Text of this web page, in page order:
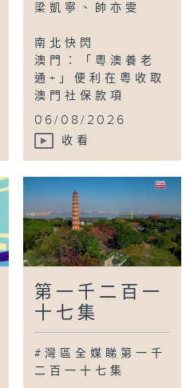
咖啡的慢生活
梁凱寧、帥亦雯
南北快閃
澳門：「粵澳養老
通+」便利在粵收取
澳門社保款項
...
06/08/2026
收看
第一千二百一
十七集
#灣區全媒睇第一千
二百一十七集